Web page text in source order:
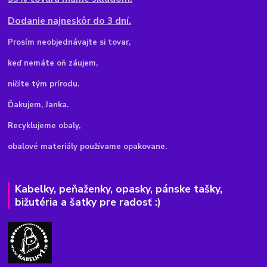
Dodanie najneskôr do 3 dní.
Prosím neobjednávajte si tovar,
keď nemáte oň záujem,
ničíte tým prírodu.
Ďakujem, Janka.
Recyklujeme obaly,
obalové materiály používame opakovane.
Kabelky, peňaženky, opasky, pánske tašky,
bižutéria a šatky pre radosť :)